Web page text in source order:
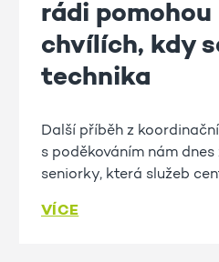
rádi pomohou
chvílích, kdy
technika
Další příběh z
s poděkováním nám
seniorky, která služeb
VÍCE